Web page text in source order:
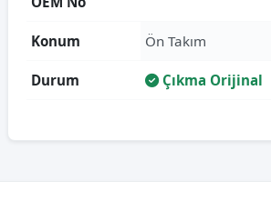
Konum Ön Takım
Durum Çıkma Orijinal